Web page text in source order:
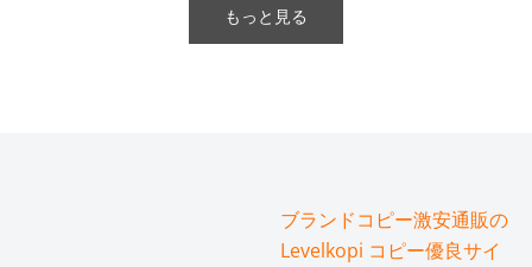
もっと見る
ブランドコピー激安通販の
Levelkopi コピー優良サイ